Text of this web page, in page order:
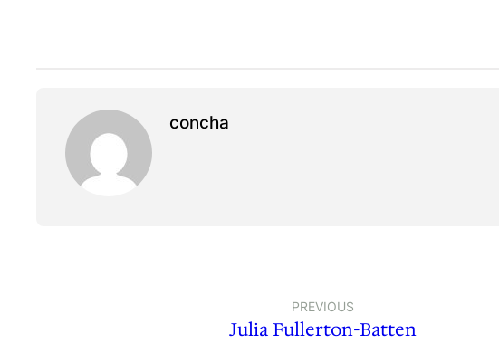
concha
PREVIOUS
Julia Fullerton-Batten